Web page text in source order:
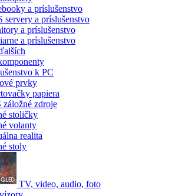
a príslušenstvo
servery a príslušenstvo
a príslušenstvo
a príslušenstvo
k PC
prvky
papiera
záložné zdroje
stoličky
volanty
realita
stoly
TV, video, audio, foto